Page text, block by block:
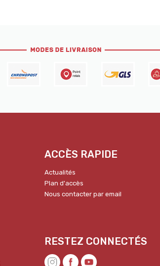
ACCÈS RAPIDE
Actualités
Plan d'accès
Nous contacter par email